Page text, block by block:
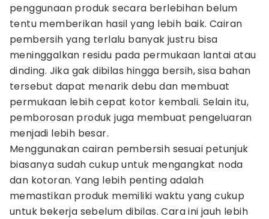
penggunaan produk secara berlebihan belum
tentu memberikan hasil yang lebih baik. Cairan
pembersih yang terlalu banyak justru bisa
meninggalkan residu pada permukaan lantai atau
dinding. Jika gak dibilas hingga bersih, sisa bahan
tersebut dapat menarik debu dan membuat
permukaan lebih cepat kotor kembali. Selain itu,
pemborosan produk juga membuat pengeluaran
menjadi lebih besar.
Menggunakan cairan pembersih sesuai petunjuk
biasanya sudah cukup untuk mengangkat noda
dan kotoran. Yang lebih penting adalah
memastikan produk memiliki waktu yang cukup
untuk bekerja sebelum dibilas. Cara ini jauh lebih